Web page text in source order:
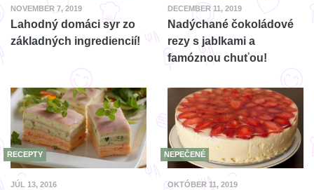
NOVEMBER 7, 2019
Lahodný domáci syr zo
základných ingrediencií!
DECEMBER 11, 2019
Nadýchané čokoládové
rezy s jablkami a
famóznou chuťou!
RECEPTY
JÚL 13, 2016
NEPEČENÉ
OKTÓBER 11, 2019